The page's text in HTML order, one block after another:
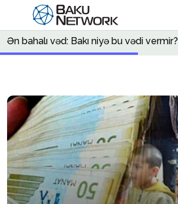
Ən bahalı vəd: Bakı niyə bu vədi vermir?